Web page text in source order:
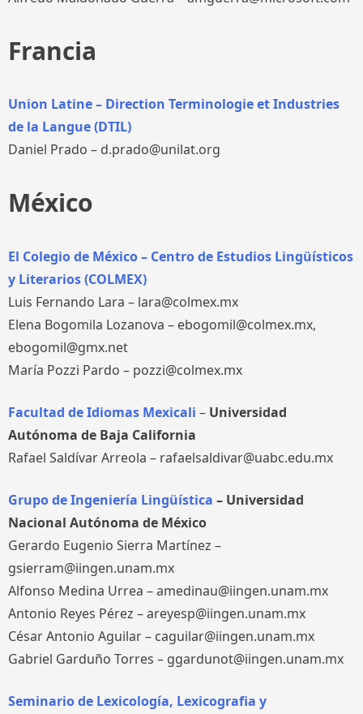
Francia
Union Latine – Direction Terminologie et Industries
de la Langue (DTIL)
Daniel Prado – d.prado@unilat.org
México
El Colegio de México – Centro de Estudios Lingüísticos
y Literarios (COLMEX)
Luis Fernando Lara – lara@colmex.mx
Elena Bogomila Lozanova – ebogomil@colmex.mx,
ebogomil@gmx.net
María Pozzi Pardo – pozzi@colmex.mx
Facultad de Idiomas Mexicali – Universidad
Autónoma de Baja California
Rafael Saldívar Arreola – rafaelsaldivar@uabc.edu.mx
Grupo de Ingeniería Lingüística – Universidad
Nacional Autónoma de México
Gerardo Eugenio Sierra Martínez –
gsierram@iingen.unam.mx
Alfonso Medina Urrea – amedinau@iingen.unam.mx
Antonio Reyes Pérez – areyesp@iingen.unam.mx
César Antonio Aguilar – caguilar@iingen.unam.mx
Gabriel Garduño Torres – ggardunot@iingen.unam.mx
Seminario de Lexicología, Lexicografia y